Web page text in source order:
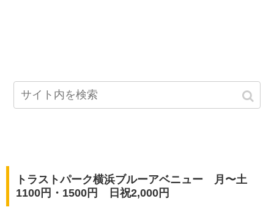
トラストパーク横浜ブルーアベニュー 月〜土
1100円・1500円 日祝2,000円